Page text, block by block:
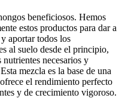
beneficiosos. Hemos
estos productos para dar a
aportar todos los
al suelo desde el principio,
necesarios y
mezcla es la base de una
el rendimiento perfecto
y de crecimiento vigoroso.